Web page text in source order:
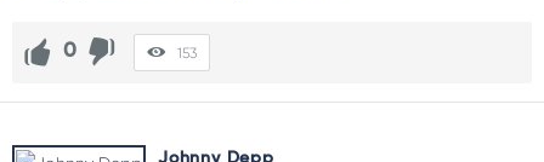
0 153
Johnny Depp